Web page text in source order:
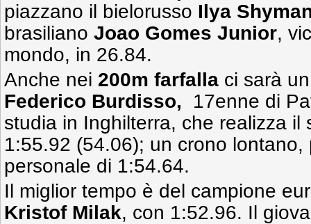
piazzano il bielorusso Ilya
brasiliano Joao Gomes Junior,
mondo, in 26.84.
Anche nei 200m farfalla ci sarà
Federico Burdisso,
17enne di
studia in Inghilterra, che realizza il
1:55.92 (54.06); un crono lontano,
personale di 1:54.64.
Il miglior tempo è del campione
Kristof Milak, con 1:52.96. Il